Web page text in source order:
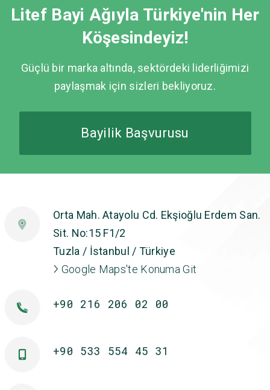
Litef Bayi Ağıyla Türkiye'nin Her
Köşesindeyiz!
Güçlü bir marka altında, sektördeki liderliğimizi
paylaşmak için sizleri bekliyoruz.
Bayilik Başvurusu
Orta Mah. Atayolu Cd. Ekşioğlu Erdem San.
Sit. No:15 F1/2
Tuzla / İstanbul / Türkiye
Google Maps'te Konuma Git
+90 216 206 02 00
+90 533 554 45 31